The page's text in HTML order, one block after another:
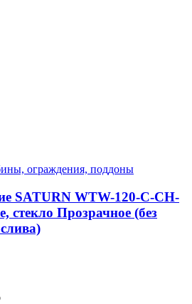
ограждения, поддоны
SATURN WTW-120-C-CH-
стекло Прозрачное (без